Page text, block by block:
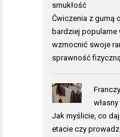
smukłość
Ćwiczenia z gumą
bardziej
wzmocnić swoje
sprawność
Jak myślicie, co
etacie czy